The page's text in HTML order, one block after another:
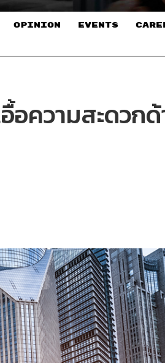
OPINION EVENTS
อความสะดวก